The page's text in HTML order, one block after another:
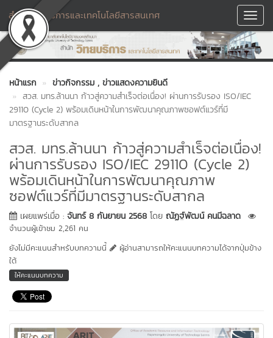
สำนักวิทยบริการและเทคโนโลยีสารสนเทศ
หน้าแรก ข่าวกิจกรรม , ข่าวแสดงความยินดี
สวส. มทร.ล้านนา ก้าวสู่ความสำเร็จต่อเนื่อง! ผ่านการรับรอง ISO/IEC
29110 (Cycle 2) พร้อมเดินหน้าในการพัฒนาคุณภาพซอฟต์แวร์ที่มี
มาตรฐานระดับสากล
สวส. มทร.ล้านนา ก้าวสู่ความสำเร็จต่อเนื่อง!
ผ่านการรับรอง ISO/IEC 29110 (Cycle 2)
พร้อมเดินหน้าในการพัฒนาคุณภาพ
ซอฟต์แวร์ที่มีมาตรฐานระดับสากล
เผยแพร่เมื่อ : จันทร์ 8 กันยายน 2568 โดย ณัฏฐ์พัฒน์ คนมีฉลาด
จำนวนผู้เข้าชม 2,261 คน
ยังไม่มีคะแนนสำหรับบทความนี้
ผู้อ่านสามารถให้คะแนนบทความได้จากปุ่มข้าง
ใต้
ให้คะแนนบทความ